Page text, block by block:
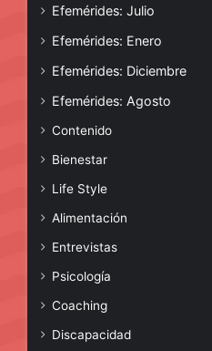
Efemérides: Julio
Efemérides: Enero
Efemérides: Diciembre
Efemérides: Agosto
Contenido
Bienestar
Life Style
Alimentación
Entrevistas
Psicología
Coaching
Discapacidad